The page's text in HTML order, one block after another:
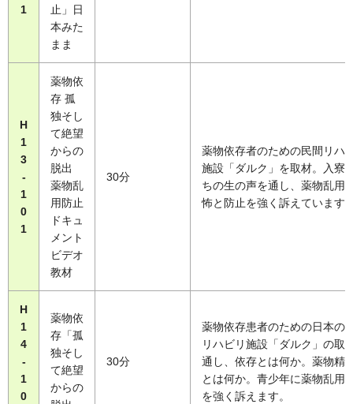
1
止」日
本みた
まま
H
1
3
-
1
0
1
薬物依
存 孤
独そし
て絶望
からの
脱出
薬物乱
用防止
ドキュ
メント
ビデオ
教材
30分
薬物依存者のための民間リハ
施設「ダルク」を取材。入寮
ちの生の声を通し、薬物乱用
怖と防止を強く訴えています
H
1
4
-
1
0
薬物依
存「孤
独そし
て絶望
からの
30分
薬物依存患者のための日本の
リハビリ施設「ダルク」の取
通し、依存とは何か。薬物精
とは何か。青少年に薬物乱用
を強く訴えます。